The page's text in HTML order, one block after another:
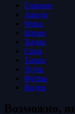
Главная
Акыда
Фикх
Коран
Хадис
Сира
Тарих
Усуль
Фетвы
Видео
Возможно,